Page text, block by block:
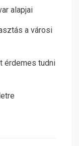
alapjai
a városi
érdemes tudni